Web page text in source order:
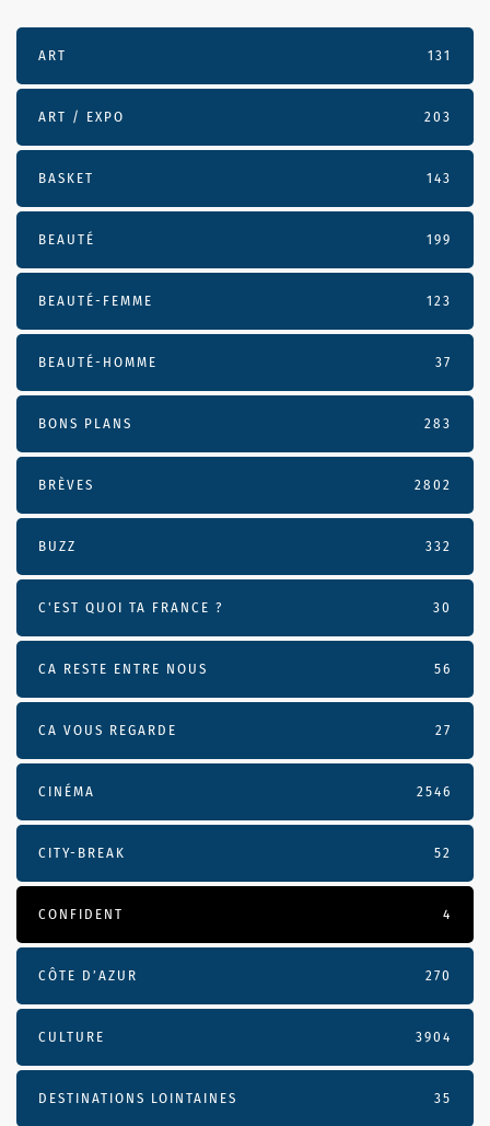
ART 131
ART / EXPO 203
BASKET 143
BEAUTÉ 199
BEAUTÉ-FEMME 123
BEAUTÉ-HOMME 37
BONS PLANS 283
BRÈVES 2802
BUZZ 332
C'EST QUOI TA FRANCE ? 30
CA RESTE ENTRE NOUS 56
CA VOUS REGARDE 27
CINÉMA 2546
CITY-BREAK 52
CONFIDENT 4
CÔTE D’AZUR 270
CULTURE 3904
DESTINATIONS LOINTAINES 35